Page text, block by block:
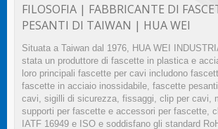
FILOSOFIA | FABBRICANTE DI
PESANTI DI TAIWAN | HUA WEI
Situata a Taiwan dal 1976, HUA WEI
stata un produttore di fascette in plastica e
loro principali fascette per cavi includono
fascette in acciaio inossidabile, fascette
cavi, sigilli di sicurezza, fissaggi, clip per cavi,
supporti per fascette e accessori per fascette,
IATF 16949 e ISO e soddisfano gli standard